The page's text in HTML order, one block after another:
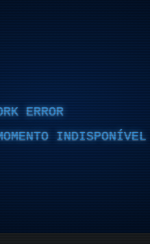
ERROR
INDISPONÍVEL